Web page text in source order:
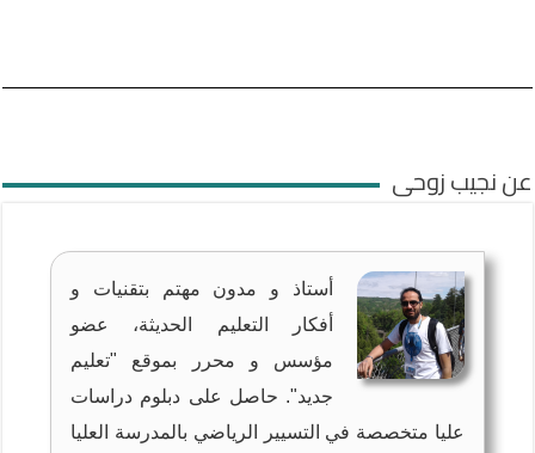
عن نجيب زوحى
أستاذ و مدون مهتم بتقنيات و
أفكار التعليم الحديثة، عضو
مؤسس و محرر بموقع "تعليم
جديد". حاصل على دبلوم دراسات
عليا متخصصة في التسيير الرياضي بالمدرسة العليا